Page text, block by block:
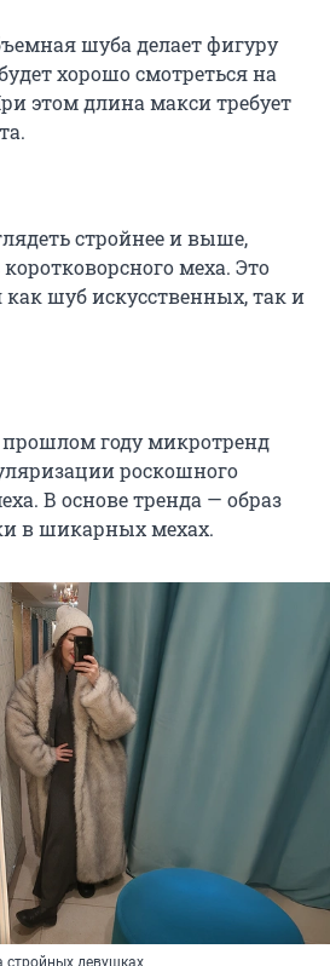
шуба делает фигуру
хорошо смотреться на
этом длина макси требует
стройнее и выше,
меха. Это
как шуб искусственных, так и
году микротренд
роскошного
В основе тренда — образ
в шикарных мехах.